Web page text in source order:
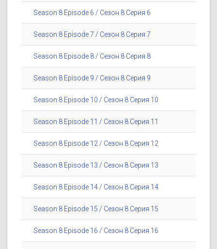
Season 8 Episode 6 / Сезон 8 Серия 6
Season 8 Episode 7 / Сезон 8 Серия 7
Season 8 Episode 8 / Сезон 8 Серия 8
Season 8 Episode 9 / Сезон 8 Серия 9
Season 8 Episode 10 / Сезон 8 Серия 10
Season 8 Episode 11 / Сезон 8 Серия 11
Season 8 Episode 12 / Сезон 8 Серия 12
Season 8 Episode 13 / Сезон 8 Серия 13
Season 8 Episode 14 / Сезон 8 Серия 14
Season 8 Episode 15 / Сезон 8 Серия 15
Season 8 Episode 16 / Сезон 8 Серия 16